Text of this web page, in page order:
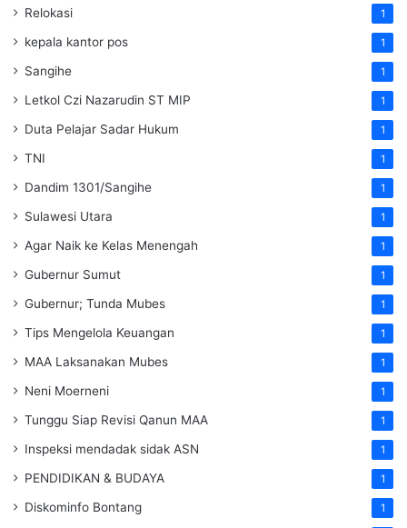
Relokasi 1
kepala kantor pos 1
Sangihe 1
Letkol Czi Nazarudin ST MIP 1
Duta Pelajar Sadar Hukum 1
TNI 1
Dandim 1301/Sangihe 1
Sulawesi Utara 1
Agar Naik ke Kelas Menengah 1
Gubernur Sumut 1
Gubernur; Tunda Mubes 1
Tips Mengelola Keuangan 1
MAA Laksanakan Mubes 1
Neni Moerneni 1
Tunggu Siap Revisi Qanun MAA 1
Inspeksi mendadak sidak ASN 1
PENDIDIKAN & BUDAYA 1
Diskominfo Bontang 1